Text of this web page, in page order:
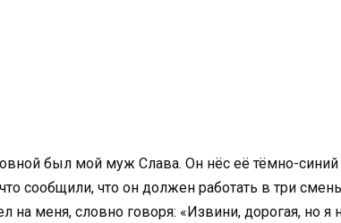
был мой муж Слава. Он нёс её тёмно-
сообщили, что он должен работать в три
на меня, словно говоря: «Извини, дорогая, но я